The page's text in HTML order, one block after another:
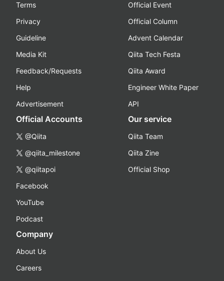
Terms
Privacy
Guideline
Media Kit
Feedback/Requests
Help
Advertisement
Official Event
Official Column
Advent Calendar
Qiita Tech Festa
Qiita Award
Engineer White Paper
API
Official Accounts
@Qiita
@qiita_milestone
@qiitapoi
Facebook
YouTube
Podcast
Our service
Qiita Team
Qiita Zine
Official Shop
Company
About Us
Careers